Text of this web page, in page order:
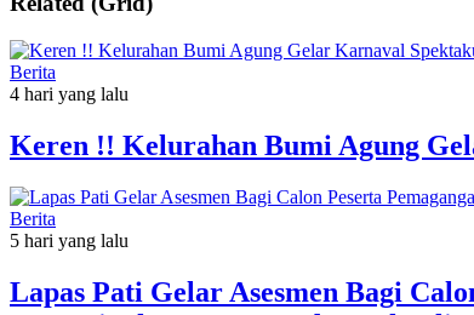
Berita
4 hari yang lalu
Keren !! Kelurahan Bumi Agung
Berita
5 hari yang lalu
Lapas Pati Gelar Asesmen Bagi